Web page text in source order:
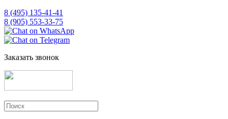
8 (495) 135-41-41
8 (905) 553-33-75
Заказать звонок